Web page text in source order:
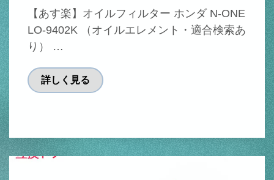
【あす楽】オイルフィルター ホンダ N-ONE
LO-9402K （オイルエレメント・適合検索あ
り） …
詳しく見る